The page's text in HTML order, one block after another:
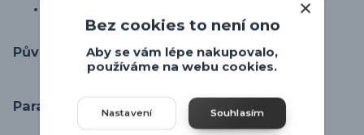
Původ zboží
Parametry
Bez cookies to není ono
Aby se vám lépe nakupovalo,
používáme na webu cookies.
Nastavení Souhlasím